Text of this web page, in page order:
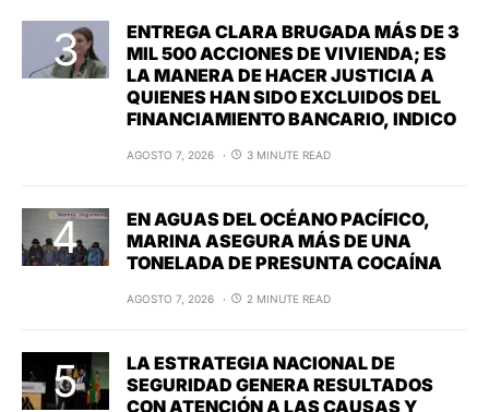
ENTREGA CLARA BRUGADA MÁS DE 3
MIL 500 ACCIONES DE VIVIENDA; ES
LA MANERA DE HACER JUSTICIA A
QUIENES HAN SIDO EXCLUIDOS DEL
FINANCIAMIENTO BANCARIO, INDICO
AGOSTO 7, 2026 3 MINUTE READ
EN AGUAS DEL OCÉANO PACÍFICO,
MARINA ASEGURA MÁS DE UNA
TONELADA DE PRESUNTA COCAÍNA
AGOSTO 7, 2026 2 MINUTE READ
LA ESTRATEGIA NACIONAL DE
SEGURIDAD GENERA RESULTADOS
CON ATENCIÓN A LAS CAUSAS Y